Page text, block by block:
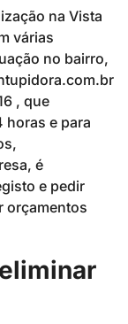
na Vista
várias
no bairro,
, que
horas e para
é
e pedir
orçamentos